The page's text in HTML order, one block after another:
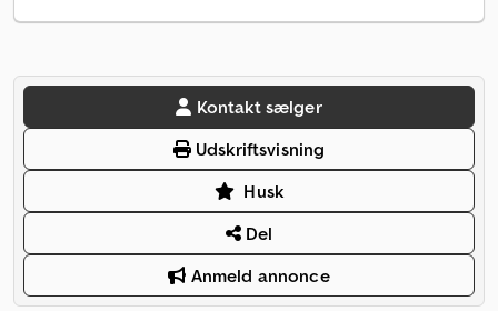
Kontakt sælger
Udskriftsvisning
Husk
Del
Anmeld annonce